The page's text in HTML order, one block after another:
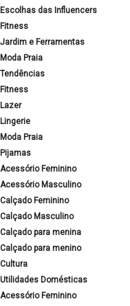
Escolhas das Influencers
Fitness
Jardim e Ferramentas
Moda Praia
Tendências
Fitness
Lazer
Lingerie
Moda Praia
Pijamas
Acessório Feminino
Acessório Masculino
Calçado Feminino
Calçado Masculino
Calçado para menina
Calçado para menino
Cultura
Utilidades Domésticas
Acessório Feminino